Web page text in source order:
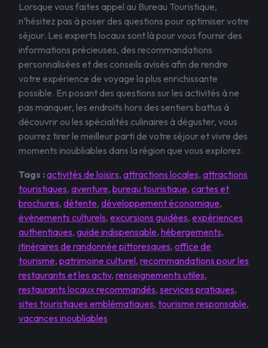
Lorsque vous faites appel au Bureau Touristique,
n’hésitez pas à poser des questions pour optimiser votre
séjour. Les experts locaux sont là pour vous fournir des
informations précieuses, des recommandations
personnalisées et des conseils avisés afin de rendre
votre expérience de voyage la plus enrichissante
possible. En posant des questions sur les activités à ne
pas manquer, les endroits hors des sentiers battus à
découvrir ou les spécialités culinaires à déguster, vous
pourrez tirer le meilleur parti de votre séjour et vivre des
moments inoubliables dans la région que vous explorez.
Tags :activités de loisirs, attractions locales, attractions
touristiques, aventure, bureau touristique, cartes et
brochures, détente, développement économique,
événements culturels, excursions guidées, expériences
authentiques, guide indispensable, hébergements,
itinéraires de randonnée pittoresques, office de
tourisme, patrimoine culturel, recommandations pour les
restaurants et les activ, renseignements utiles,
restaurants locaux recommandés, services pratiques,
sites touristiques emblématiques, tourisme responsable,
vacances inoubliables